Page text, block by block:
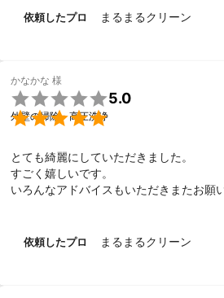
依頼したプロ まるまるクリーン
かなかな 様


5.0
外壁の掃除・高圧洗浄
とても綺麗にしていただきました。
すごく嬉しいです。
いろんなアドバイスもいただきまたお願
依頼したプロ まるまるクリーン